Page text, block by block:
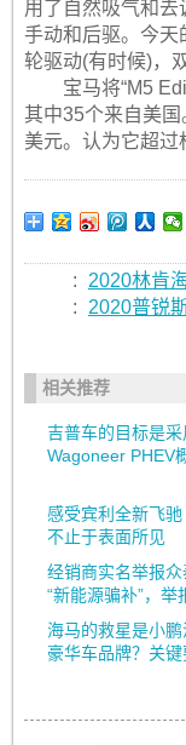
用了自然吸气和去
手动和后驱。今天
轮驱动(有时候)，
宝马将“M5
其中35个来自美
美元。认为它超
:
2020林肯
:
2020普锐
相关推荐
吉普车的目标是
Wagoneer PHEV
感受宾利全新飞
不止于表面所见
经销商实名举报众
“新能源骗补”，举
海马的救星是小
豪华车品牌？关键